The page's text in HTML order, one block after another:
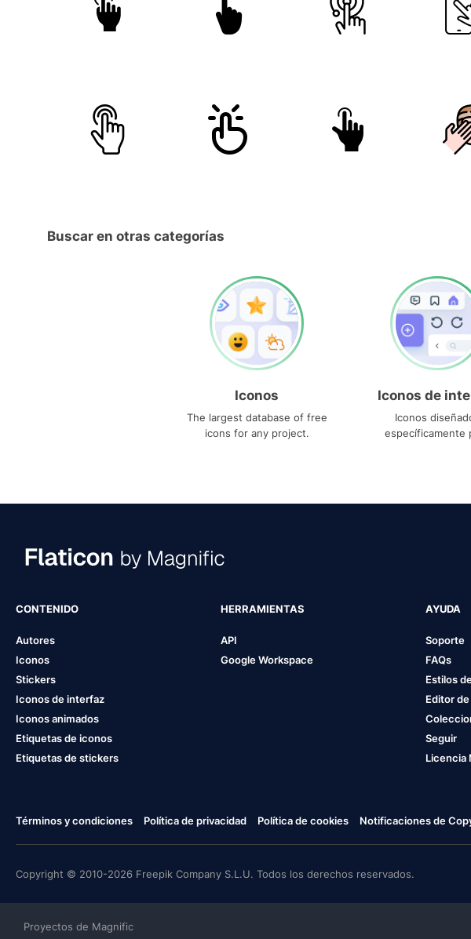
Buscar en otras categorías
Iconos
The largest database of free
icons for any project.
Iconos de
Iconos
específicamente
CONTENIDO
Autores
Iconos
Stickers
Iconos de interfaz
Iconos animados
Etiquetas de iconos
Etiquetas de stickers
HERRAMIENTAS
API
Google Workspace
AYUDA
Soporte
FAQs
Estilos
Editor
Seguir
Licencia
Términos y condiciones Política de privacidad Política de cookies Notificaciones de
Copyright © 2010-2026 Freepik Company S.L.U. Todos los derechos reservados.
Proyectos de Magnific